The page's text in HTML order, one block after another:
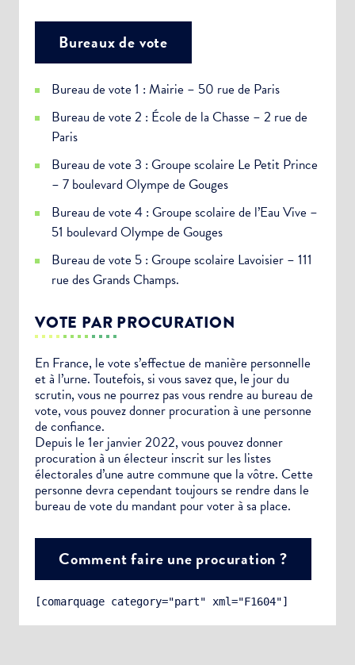
Bureaux de vote
Bureau de vote 1 : Mairie – 50 rue de Paris
Bureau de vote 2 : École de la Chasse – 2 rue de
Paris
Bureau de vote 3 : Groupe scolaire Le Petit Prince
– 7 boulevard Olympe de Gouges
Bureau de vote 4 : Groupe scolaire de l’Eau Vive –
51 boulevard Olympe de Gouges
Bureau de vote 5 : Groupe scolaire Lavoisier – 111
rue des Grands Champs.
VOTE PAR PROCURATION
En France, le vote s’effectue de manière personnelle
et à l’urne. Toutefois, si vous savez que, le jour du
scrutin, vous ne pourrez pas vous rendre au bureau de
vote, vous pouvez donner procuration à une personne
de confiance.
Depuis le 1er janvier 2022, vous pouvez donner
procuration à un électeur inscrit sur les listes
électorales d’une autre commune que la vôtre. Cette
personne devra cependant toujours se rendre dans le
bureau de vote du mandant pour voter à sa place.
Comment faire une procuration ?
[comarquage category="part" xml="F1604"]